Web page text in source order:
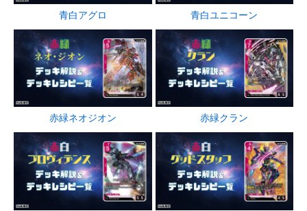
青白アグロ 青白ユニコーン
赤緑ネオジオン 赤緑クラン